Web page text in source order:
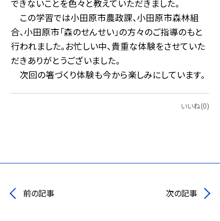
できないことを色々と教えていただきました。
この学習では小田原市農政課、小田原市森林組
合、小田原市「森のせんせい」の方々のご指導のもと
行われました。お忙しい中、貴重な体験をさせていた
だきありがとうございました。
次回の箸づくり体験も今から楽しみにしています。
いいね(0)
前の記事 次の記事